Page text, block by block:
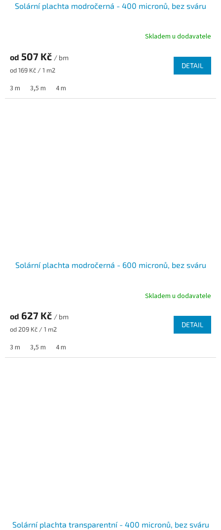
Solární plachta modročerná - 400 micronů, bez sváru
Skladem u dodavatele
od 507 Kč / bm
Měrná cena:
od 169 Kč / 1 m2
DETAIL
3 m 3,5 m 4 m
Solární plachta modročerná - 600 micronů, bez sváru
Skladem u dodavatele
od 627 Kč / bm
Měrná cena:
od 209 Kč / 1 m2
DETAIL
3 m 3,5 m 4 m
Solární plachta transparentní - 400 micronů, bez sváru